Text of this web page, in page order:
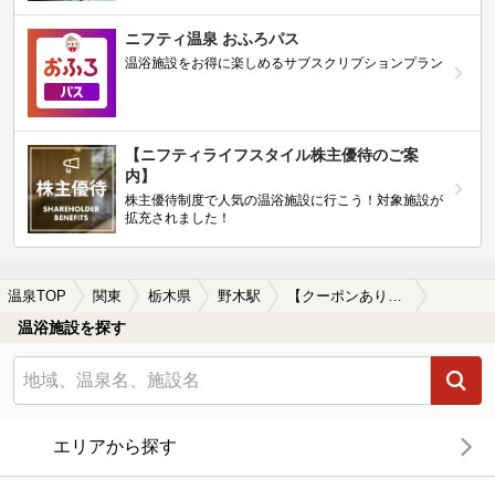
ニフティ温泉 おふろパス
温浴施設をお得に楽しめるサブスクリプションプラン
【ニフティライフスタイル株主優待のご案
内】
株主優待制度で人気の温浴施設に行こう！対象施設が
拡充されました！
温泉TOP 関東 栃木県 野木駅
温浴施設を探す
エリアから探す